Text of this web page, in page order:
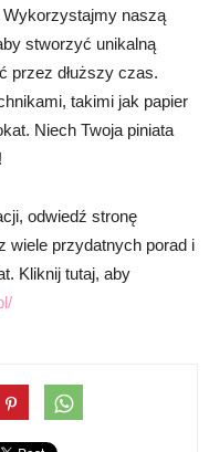
Wykorzystajmy naszą
stworzyć unikalną
przez dłuższy czas.
takimi jak papier
Niech Twoja piniata
odwiedź stronę
wiele przydatnych porad i
Kliknij tutaj, aby